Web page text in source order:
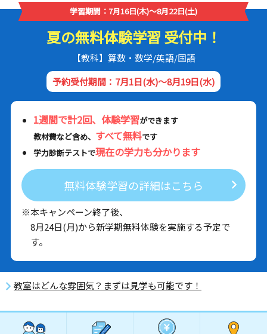
学習期間：7月16日(木)～8月22日(土)
夏の無料体験学習 受付中！
【教科】算数・数学/英語/国語
予約受付期間：7月1日(水)～8月19日(水)
1週間で計2回、体験学習ができます
教材費など含め、 すべて無料です
学力診断テストで現在の学力も分かります
無料体験学習の詳細はこちら
※本キャンペーン終了後、
8月24日(月)から新学期無料体験を実施する予定で
す。
教室はどんな雰囲気？まずは見学も可能です！